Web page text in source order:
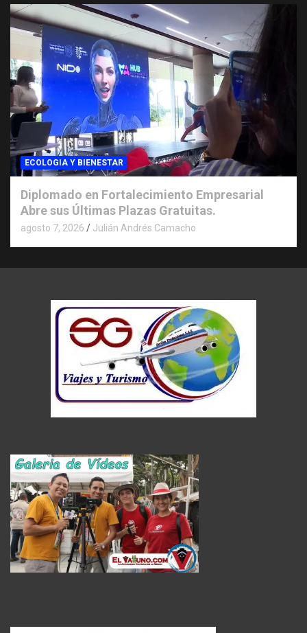
ECOLOGIA Y BIENESTAR
Diplomado en Fortalecimiento Empresarial
Abre sus Últimas Plazas Gratuitas.
agosto 7, 2026 Julián Andrés Camacho